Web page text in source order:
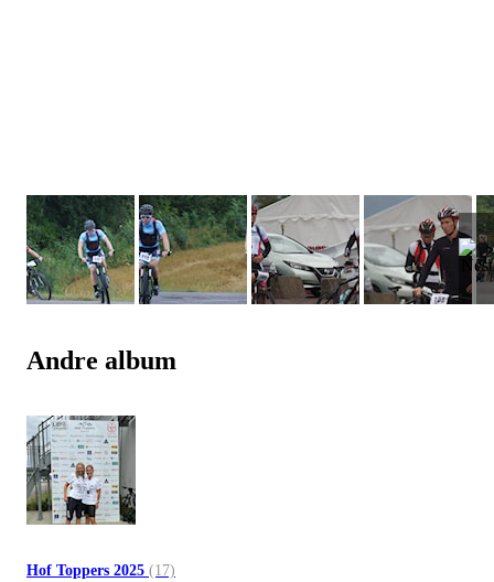
Andre album
Hof Toppers 2025 (17)